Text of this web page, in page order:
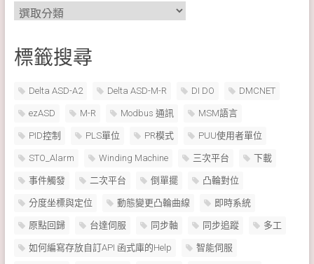
分
類
標籤搜尋
Delta ASD-A2 Delta ASD-M-R DI DO DMCNET
ezASD M-R Modbus 通訊 MSM語言
PID控制 PLS單位 PR模式 PUU使用者單位
STO_Alarm Winding Machine 三次平台 下載
事件觸發 二次平台 倒單擺 凸輪對位
分度坐標與定位 動態變更凸輪曲線 即時系統
原點回歸 台達伺服 同步軸 同步追蹤 多工
如何編寫存放自訂API 函式庫的Help 智能伺服